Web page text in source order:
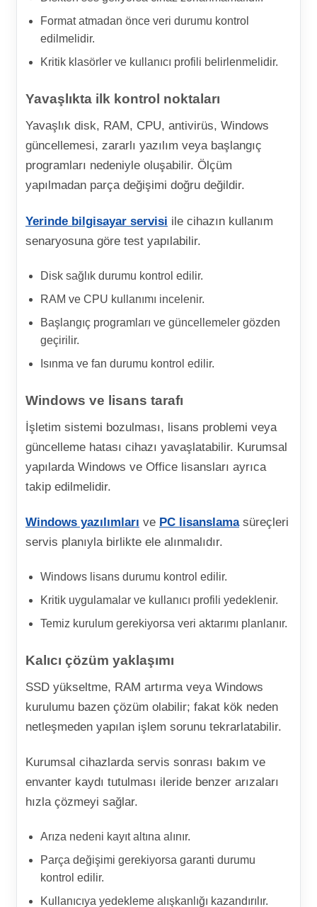
Format atmadan önce veri durumu kontrol
edilmelidir.
Kritik klasörler ve kullanıcı profili belirlenmelidir.
Yavaşlıkta ilk kontrol noktaları
Yavaşlık disk, RAM, CPU, antivirüs, Windows
güncellemesi, zararlı yazılım veya başlangıç
programları nedeniyle oluşabilir. Ölçüm
yapılmadan parça değişimi doğru değildir.
Yerinde bilgisayar servisi ile cihazın kullanım
senaryosuna göre test yapılabilir.
Disk sağlık durumu kontrol edilir.
RAM ve CPU kullanımı incelenir.
Başlangıç programları ve güncellemeler gözden
geçirilir.
Isınma ve fan durumu kontrol edilir.
Windows ve lisans tarafı
İşletim sistemi bozulması, lisans problemi veya
güncelleme hatası cihazı yavaşlatabilir. Kurumsal
yapılarda Windows ve Office lisansları ayrıca
takip edilmelidir.
Windows yazılımları ve PC lisanslamasüreçleri
servis planıyla birlikte ele alınmalıdır.
Windows lisans durumu kontrol edilir.
Kritik uygulamalar ve kullanıcı profili yedeklenir.
Temiz kurulum gerekiyorsa veri aktarımı planlanır.
Kalıcı çözüm yaklaşımı
SSD yükseltme, RAM artırma veya Windows
kurulumu bazen çözüm olabilir; fakat kök neden
netleşmeden yapılan işlem sorunu tekrarlatabilir.
Kurumsal cihazlarda servis sonrası bakım ve
envanter kaydı tutulması ileride benzer arızaları
hızla çözmeyi sağlar.
Arıza nedeni kayıt altına alınır.
Parça değişimi gerekiyorsa garanti durumu
kontrol edilir.
Kullanıcıya yedekleme alışkanlığı kazandırılır.